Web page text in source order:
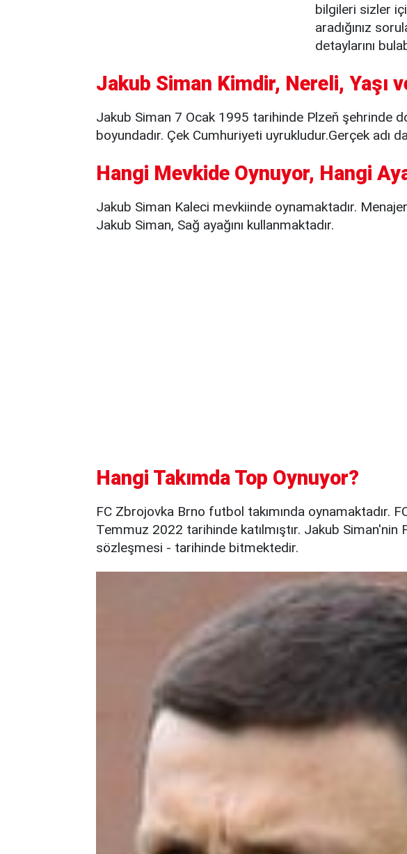
bilgileri sizler
aradığınız
detaylarını
Jakub Siman Kimdir, Nereli, Yaşı
Jakub Siman 7 Ocak 1995 tarihinde Plzeň şehrinde
boyundadır. Çek Cumhuriyeti uyrukludur.Gerçek adı
Hangi Mevkide Oynuyor, Hangi
Jakub Siman Kaleci mevkiinde oynamaktadır.
Jakub Siman, Sağ ayağını kullanmaktadır.
Hangi Takımda Top Oynuyor?
FC Zbrojovka Brno futbol takımında oynamaktadır.
Temmuz 2022 tarihinde katılmıştır. Jakub Siman'nin
sözleşmesi - tarihinde bitmektedir.